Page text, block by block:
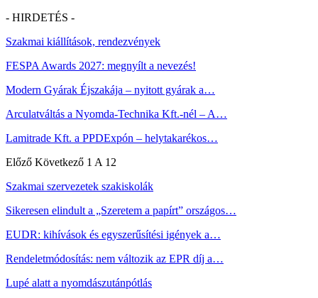
- HIRDETÉS -
Szakmai kiállítások, rendezvények
FESPA Awards 2027: megnyílt a nevezés!
Modern Gyárak Éjszakája – nyitott gyárak a…
Arculatváltás a Nyomda-Technika Kft.-nél – A…
Lamitrade Kft. a PPDExpón – helytakarékos…
Előző Következő 1 A 12
Szakmai szervezetek szakiskolák
Sikeresen elindult a „Szeretem a papírt” országos…
EUDR: kihívások és egyszerűsítési igények a…
Rendeletmódosítás: nem változik az EPR díj a…
Lupé alatt a nyomdászutánpótlás